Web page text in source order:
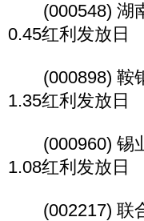
(000548) 湖南
0.45红利发放日
(000898) 鞍钢
1.35红利发放日
(000960) 锡业
1.08红利发放日
(002217) 联合